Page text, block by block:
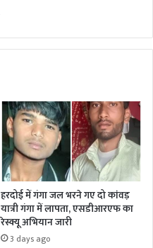
te
हरदोई में गंगा जल भरने गए दो कांवड़
यात्री गंगा में लापता, एसडीआरएफ का
रेस्क्यू अभियान जारी
3 days ago